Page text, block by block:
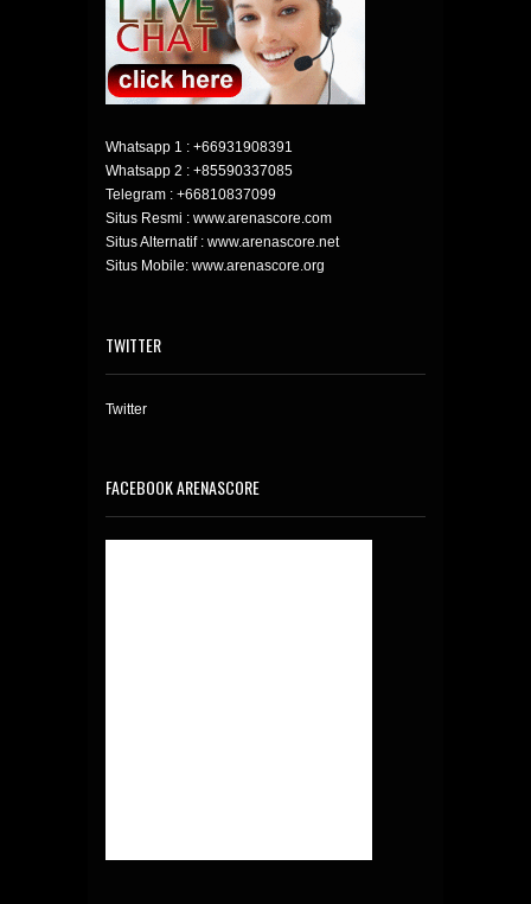
Whatsapp 1 : +66931908391
Whatsapp 2 : +85590337085
Telegram : +66810837099
Situs Resmi : www.arenascore.com
Situs Alternatif : www.arenascore.net
Situs Mobile: www.arenascore.org
TWITTER
Twitter
FACEBOOK ARENASCORE